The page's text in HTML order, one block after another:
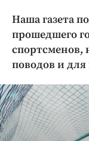
Криминал
Культура
Общество
Погода
Наша газета
прошедшего
спортсменов,
поводов и для